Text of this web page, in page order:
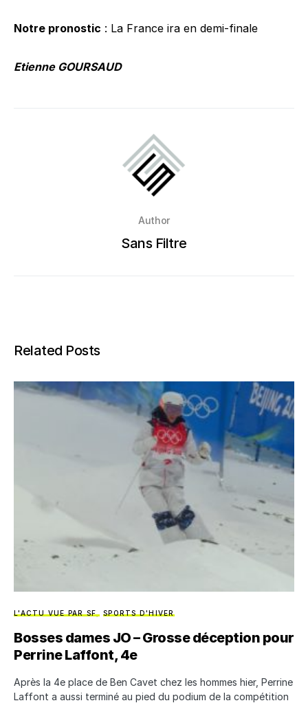
Notre pronostic : La France ira en demi-finale
Etienne GOURSAUD
Author
Sans Filtre
Related Posts
L'ACTU VUE PAR SF SPORTS D'HIVER
Bosses dames JO – Grosse déception pour
Perrine Laffont, 4e
Après la 4e place de Ben Cavet chez les hommes hier, Perrine
Laffont a aussi terminé au pied du podium de la compétition